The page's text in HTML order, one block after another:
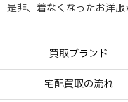
是非、着なくなったお洋服
買取ブランド
宅配買取の流れ